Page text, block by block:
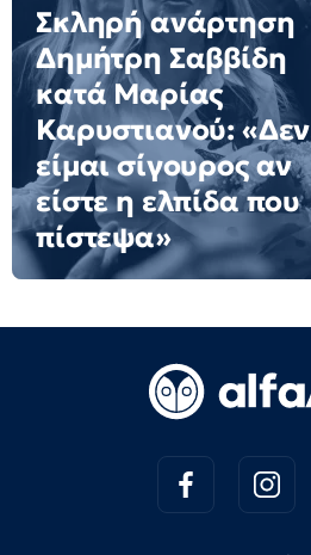
Σκληρή ανάρτηση
Δημήτρη Σαββίδη
κατά Μαρίας
Καρυστιανού: «Δεν
είμαι σίγουρος αν
είστε η ελπίδα που
πίστεψα»